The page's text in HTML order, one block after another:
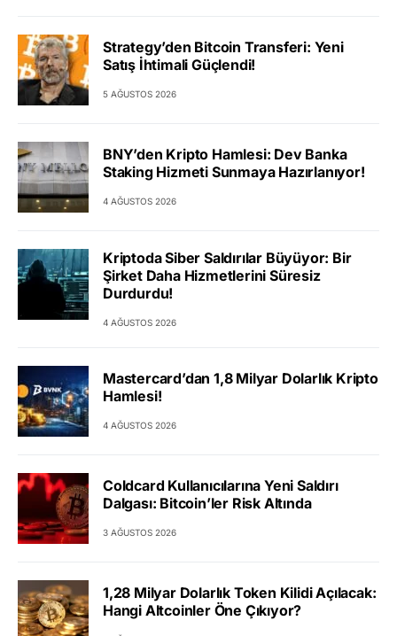
Strategy’den Bitcoin Transferi: Yeni
Satış İhtimali Güçlendi!
5 AĞUSTOS 2026
BNY’den Kripto Hamlesi: Dev Banka
Staking Hizmeti Sunmaya Hazırlanıyor!
4 AĞUSTOS 2026
Kriptoda Siber Saldırılar Büyüyor: Bir
Şirket Daha Hizmetlerini Süresiz
Durdurdu!
4 AĞUSTOS 2026
Mastercard’dan 1,8 Milyar Dolarlık Kripto
Hamlesi!
4 AĞUSTOS 2026
Coldcard Kullanıcılarına Yeni Saldırı
Dalgası: Bitcoin’ler Risk Altında
3 AĞUSTOS 2026
1,28 Milyar Dolarlık Token Kilidi Açılacak:
Hangi Altcoinler Öne Çıkıyor?